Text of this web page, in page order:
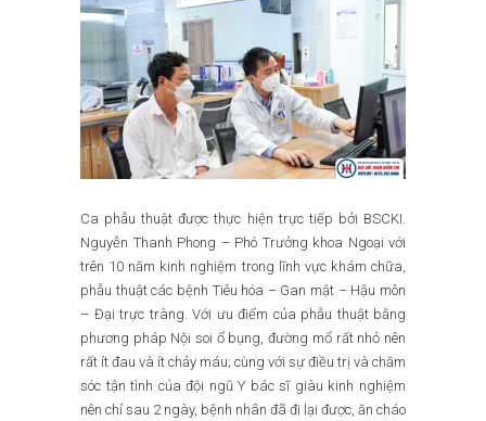
Ca phẫu thuật được thực hiện trực tiếp bởi BSCKI.
Nguyễn Thanh Phong – Phó Trưởng khoa Ngoại với
trên 10 năm kinh nghiệm trong lĩnh vực khám chữa,
phẫu thuật các bệnh Tiêu hóa – Gan mật – Hậu môn
– Đại trực tràng. Với ưu điểm của phẫu thuật bằng
phương pháp Nội soi ổ bụng, đường mổ rất nhỏ nên
rất ít đau và ít chảy máu; cùng với sự điều trị và chăm
sóc tận tình của đội ngũ Y bác sĩ giàu kinh nghiệm
nên chỉ sau 2 ngày, bệnh nhân đã đi lại được, ăn cháo